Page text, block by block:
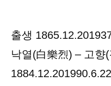
동
가
출생
낙열(白樂烈) – 고향